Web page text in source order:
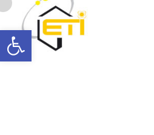
Abrir barra de herramientas